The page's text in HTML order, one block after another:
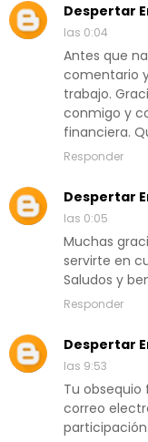
Despertar
las 0:04
Antes que
comentario
trabajo.
conmigo y
financiera.
Responder
Despertar
las 0:05
Muchas
servirte en
Saludos y
Responder
Despertar
las 9:53
Tu
correo
participación.